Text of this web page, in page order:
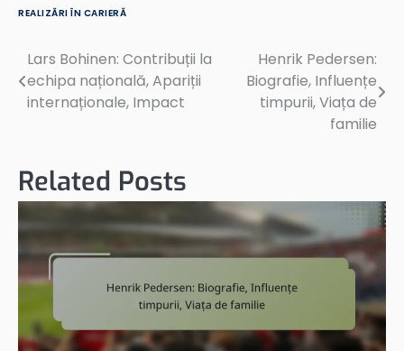
REALIZĂRI ÎN CARIERĂ
Post
navigation
Lars Bohinen: Contribuții la
echipa națională, Apariții
internaționale, Impact
Henrik Pedersen:
Biografie, Influențe
timpurii, Viața de
familie
Related Posts